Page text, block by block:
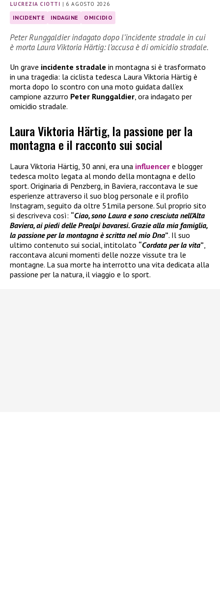
LUCREZIA CIOTTI | 6 AGOSTO 2026
INCIDENTE INDAGINE OMICIDIO
Peter Runggaldier indagato dopo l’incidente stradale in cui
è morta Laura Viktoria Härtig: l’accusa è di omicidio stradale.
Un grave incidente stradale in montagna si è trasformato
in una tragedia: la ciclista tedesca Laura Viktoria Härtig è
morta dopo lo scontro con una moto guidata dall’ex
campione azzurro Peter Runggaldier , ora indagato per
omicidio stradale.
Laura Viktoria Härtig, la passione per la
montagna e il racconto sui social
Laura Viktoria Härtig, 30 anni, era una influencer e blogger
tedesca molto legata al mondo della montagna e dello
sport. Originaria di Penzberg, in Baviera, raccontava le sue
esperienze attraverso il suo blog personale e il profilo
Instagram, seguito da oltre 51mila persone. Sul proprio sito
si descriveva così: “Ciao, sono Laura e sono cresciuta nell’Alta
Baviera, ai piedi delle Prealpi bavaresi. Grazie alla mia famiglia,
la passione per la montagna è scritta nel mio Dna”. Il suo
ultimo contenuto sui social, intitolato “Cordata per la vita”,
raccontava alcuni momenti delle nozze vissute tra le
montagne. La sua morte ha interrotto una vita dedicata alla
passione per la natura, il viaggio e lo sport.